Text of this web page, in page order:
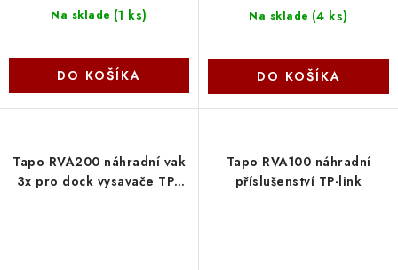
Na sklade (1 ks)
DO KOŠÍKA
Na sklade (4 ks)
DO KOŠÍKA
Tapo RVA200 náhradní vak
3x pro dock vysavače TPL
Tapo RVA100 náhradní
příslušenství TP-link